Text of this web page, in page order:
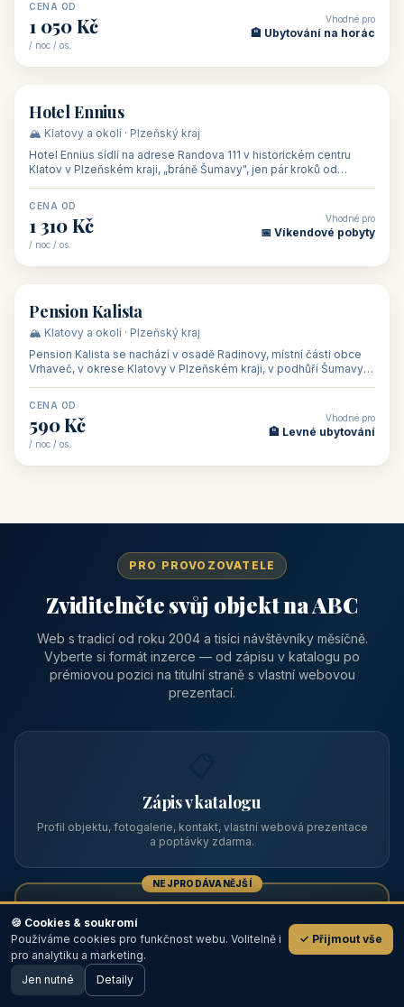
CENA OD
1 050 Kč
/ noc / os.
Vhodné pro
🏨 Ubytování na horác
🏨 hotel
Hotel Ennius
🏔️ Klatovy a okolí · Plzeňský kraj
Hotel Ennius sídlí na adrese Randova 111 v historickém centru
Klatov v Plzeňském kraji, „bráně Šumavy", jen pár kroků od
CENA OD
1 310 Kč
/ noc / os.
Vhodné pro
📅 Víkendové pobyty
🏡 penzion
Pension Kalista
🏔️ Klatovy a okolí · Plzeňský kraj
Pension Kalista se nachází v osadě Radinovy, místní části obce
Vrhaveč, v okrese Klatovy v Plzeňském kraji, v podhůří Šumavy
CENA OD
590 Kč
/ noc / os.
Vhodné pro
🏨 Levné ubytování
PRO PROVOZOVATELE
Zviditelněte svůj objekt na ABC
Web s tradicí od roku 2004 a tisíci návštěvníky měsíčně.
Vyberte si formát inzerce — od zápisu v katalogu po
prémiovou pozici na titulní straně s vlastní webovou
prezentací.
Zápis v katalogu
Profil objektu, fotogalerie, kontakt, vlastní webová prezentace
a poptávky zdarma.
NEJPRODÁVANĚJŠÍ
Prémiový partner
TOP pozice na titulce, přednost ve výpisech, zlatý odznak a
💬
🖥️ Desktop verze
🍪 Cookies & soukromí
Používáme cookies pro funkčnost webu. Volitelně i
pro analytiku a marketing.
✓ Přijmout vše
Jen nutné Detaily